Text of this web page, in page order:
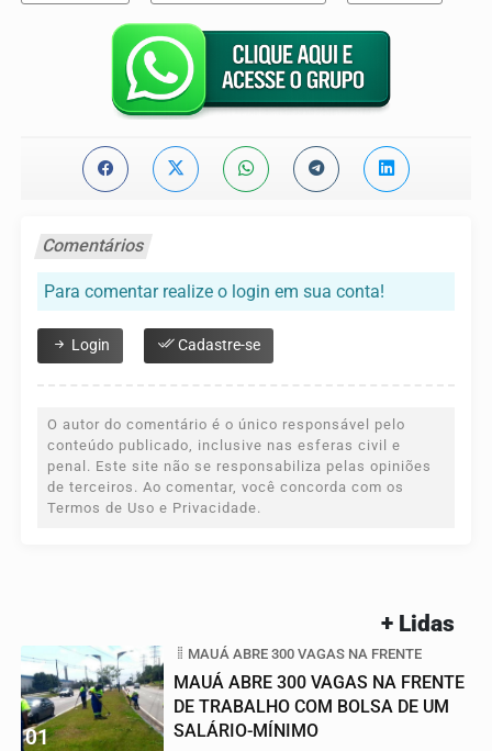
Comentários
Para comentar realize o login em sua conta!
Login Cadastre-se
O autor do comentário é o único responsável pelo
conteúdo publicado, inclusive nas esferas civil e
penal. Este site não se responsabiliza pelas opiniões
de terceiros. Ao comentar, você concorda com os
Termos de Uso e Privacidade.
+ Lidas
01
MAUÁ ABRE 300 VAGAS NA FRENTE
MAUÁ ABRE 300 VAGAS NA FRENTE
DE TRABALHO COM BOLSA DE UM
SALÁRIO-MÍNIMO